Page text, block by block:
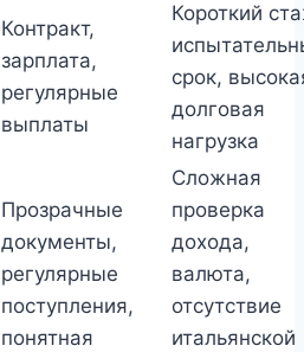
Контракт,
зарплата,
регулярные
выплаты
Короткий
срок,
долговая
нагрузка
Прозрачные
документы,
регулярные
поступления,
понятная
Сложная
проверка
дохода,
валюта,
отсутствие
итальянской